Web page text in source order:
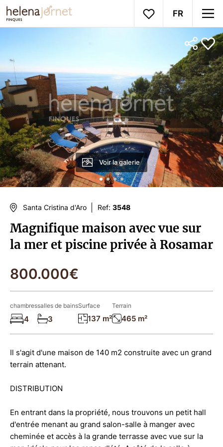
FR
Voir la galerie
Santa Cristina d'Aro Ref: 3548
Magnifique maison avec vue sur
la mer et piscine privée à Rosamar
800.000€
chambres
4
salles de bains
3
Surface
137 m²
Terrain
465 m²
Il s'agit d'une maison de 140 m2 construite avec un grand
terrain attenant.
DISTRIBUTION
En entrant dans la propriété, nous trouvons un petit hall
d'entrée menant au grand salon-salle à manger avec
cheminée et accès à la grande terrasse avec vue sur la